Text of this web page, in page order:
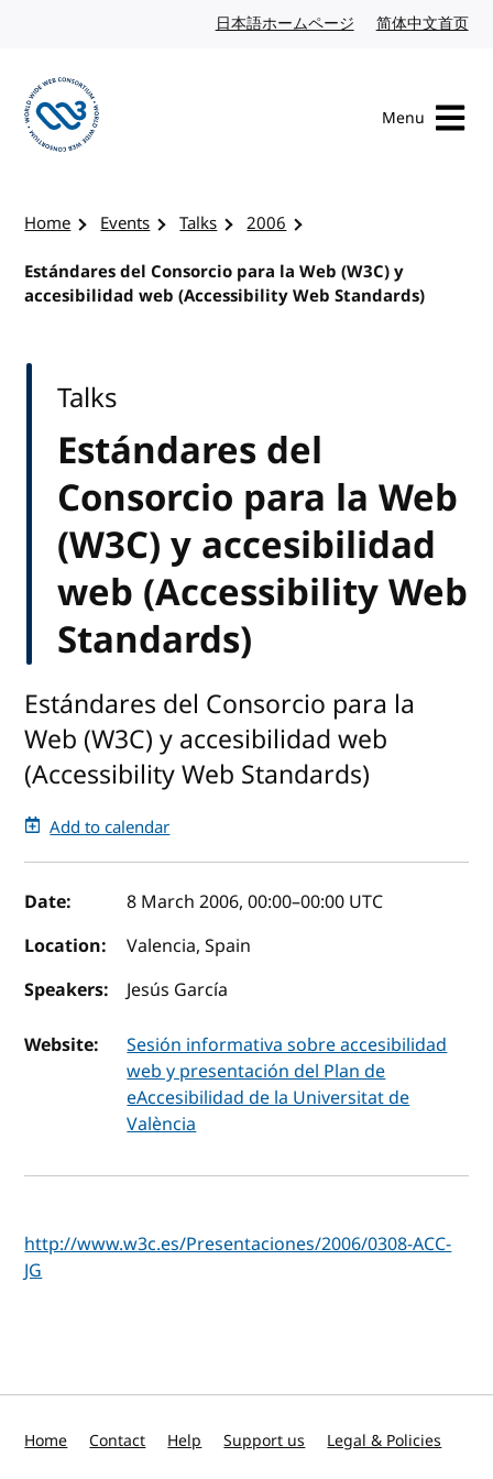
日本語ホームページ Japanese website
简体中文首页
Menu
Home Events Talks
2006
Estándares del Consorcio para la Web (W3C) y
accesibilidad web (Accessibility Web Standards)
Estándares del
Consorcio para la Web
(W3C) y accesibilidad
web (Accessibility Web
Standards)
Talks
Estándares del Consorcio para la
Web (W3C) y accesibilidad web
(Accessibility Web Standards)
Add to calendar
Event details
Date: 8 March 2006, 00:00–00:00 UTC
Location:
Valencia, Spain
Speakers:
Jesús García
Website:
Sesión informativa sobre accesibilidad
web y presentación del Plan de
eAccesibilidad de la Universitat de
València
http://www.w3c.es/Presentaciones/2006/0308-ACC-
JG
Home Contact Help Support us Legal & Policies